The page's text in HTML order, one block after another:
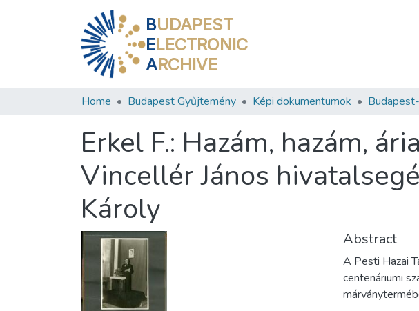
BUDAPEST
ELECTRONIC
ARCHIVE
Home Budapest Gyűjtemény Képi dokumentumok
Erkel F.: Hazám, hazám,
Vincellér János
Károly
Abstract
A Pesti Hazai
centenáriumi